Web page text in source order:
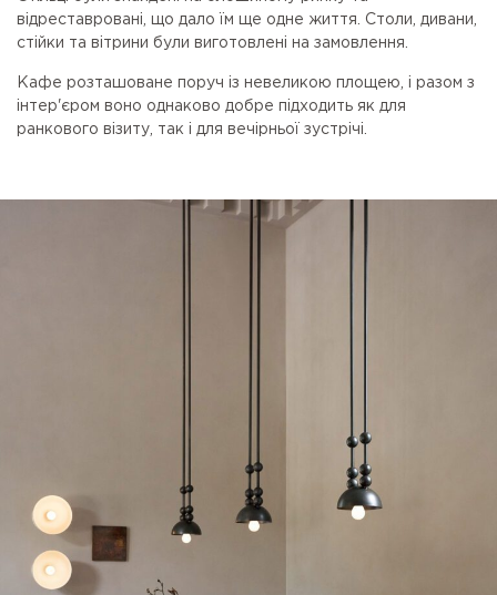
відреставровані, що дало їм ще одне життя. Столи, дивани,
стійки та вітрини були виготовлені на замовлення.
Кафе розташоване поруч із невеликою площею, і разом з
інтер'єром воно однаково добре підходить як для
ранкового візиту, так і для вечірньої зустрічі.